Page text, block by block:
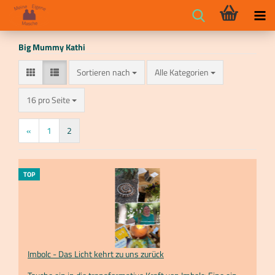
Big Mummy Kathi
Sortieren nach
Sortieren nach Alle Kategorien
16 pro Seite
pro Seite
« 1 2
TOP
Im­bolc - Das Licht kehrt zu uns zu­rück